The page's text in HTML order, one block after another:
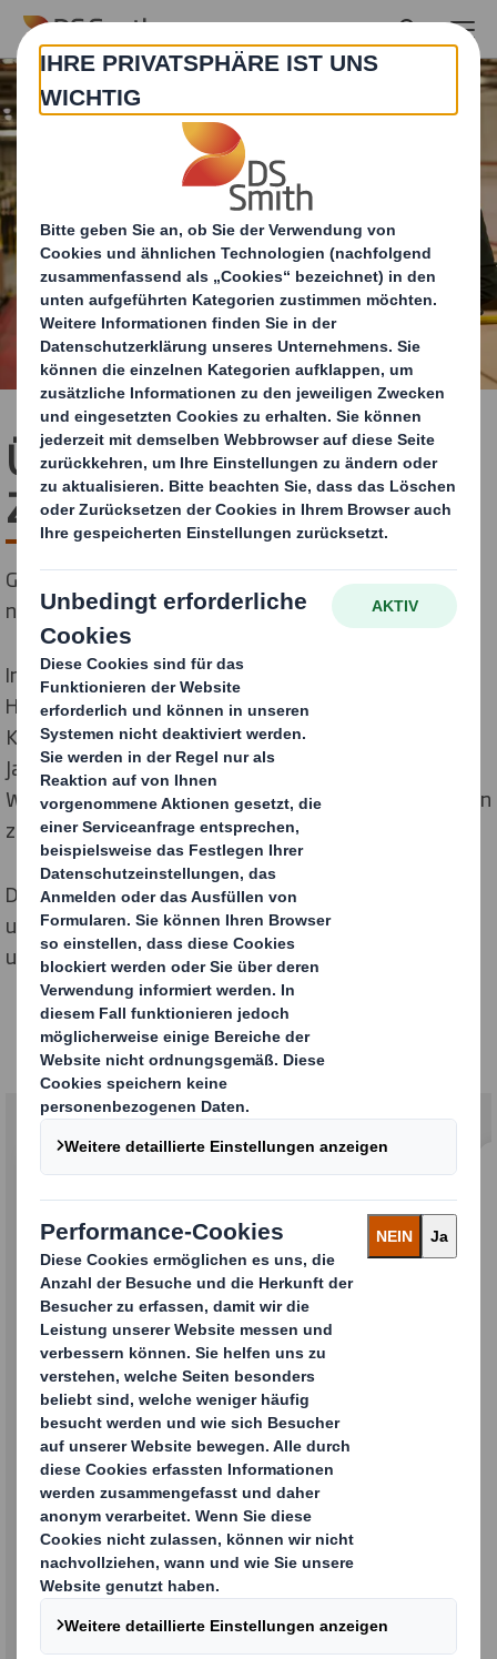
Skip to main content
Über unseren
Zusammenschluss
Gemeinsam bilden wir den Weltmarktführer für
nachhaltige Verpackungslösungen.
International Paper und DS Smith, zwei der führenden
Hersteller von nachhaltigen Verpackungen,
Kartonagen und Zellstoffprodukten, haben am 31.
Januar 2025 ihre Kräfte gebündelt, um einen neuen
Weltmarktführer für nachhaltige Verpackungslösungen
zu schaffen.
Durch die Kombination der Stärken und Kompetenzen
unserer beiden Unternehmen sind wir in der Lage,
unsere Kunden besser als je zuvor zu bedienen.
Gemeinsam stärker
Stark beim Kundenerlebnis
Wir werden die besten Eigenschaften beider
Unternehmen zusammenführen, um den
schnellsten und besten Service in der Branche
zu bieten. Wir werden Ihnen weiterhin eine